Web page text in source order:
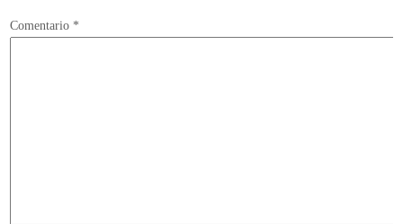
Comentario *